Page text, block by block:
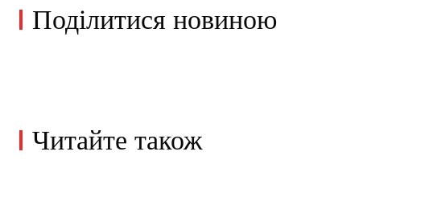
Поділитися новиною
Читайте також